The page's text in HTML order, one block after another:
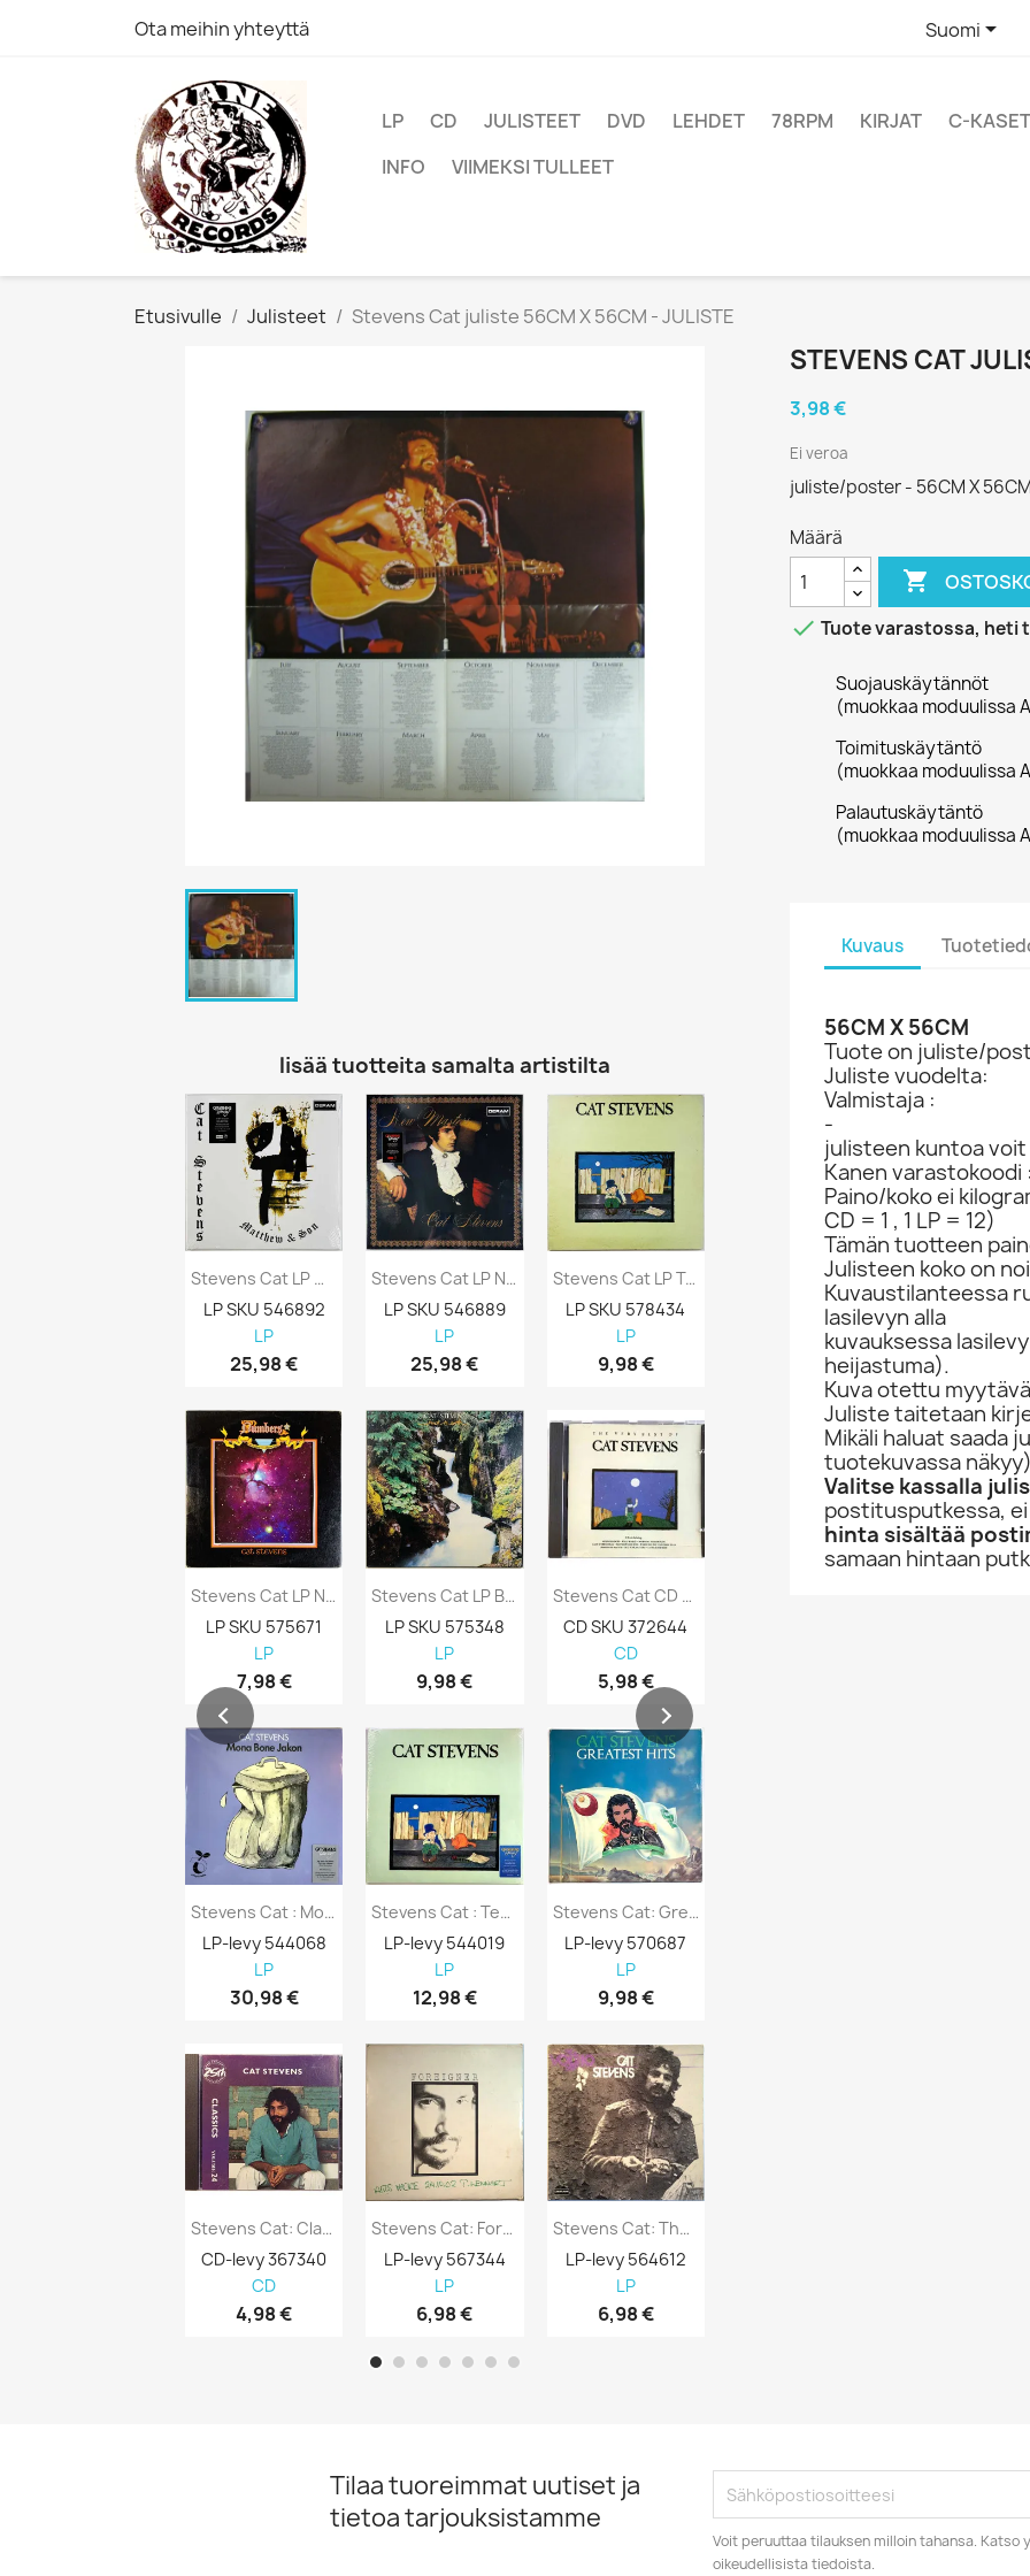
Ota meihin yhteyttä Suomi
LP CD JULISTEET DVD LEHDET 78RPM KIRJAT C-
INFO
VIIMEKSI TULLEET
Etusivulle Julisteet Stevens Cat juliste 56CM X 56CM - JULISTE
lisää tuotteita samalta artistilta
Stevens Cat LP Matthew & Son, Cream Vinyl LP
LP SKU 546892
LP
25,98 €
Stevens Cat LP Numbers Kansi VG+ Levy EX-...
LP SKU 575671
LP
7,98 €
Stevens Cat : Mona Bone Jakon - LP
LP-levy 544068
LP
30,98 €
Stevens Cat: Classics Volume 24 Kansi EX...
CD-levy 367340
CD
4,98 €
Stevens Cat LP New Masters, Red Vinyl LP
LP SKU 546889
LP
25,98 €
Stevens Cat LP Back To Earth Kansi EX...
LP SKU 575348
LP
9,98 €
Stevens Cat : Teaser And The Firecat - LP
LP-levy 544019
LP
12,98 €
Stevens Cat: Foreigner Kansi G+ Levy VG+...
LP-levy 567344
LP
6,98 €
Stevens Cat LP Teaser And The Firecat...
LP SKU 578434
LP
9,98 €
Stevens Cat CD The Very Best Of Kansi EX...
CD SKU 372644
CD
5,98 €
Stevens Cat: Greatest Hits Kansi EX- Levy...
LP-levy 570687
LP
9,98 €
Stevens Cat: The Beginning - Vol. 10...
LP-levy 564612
LP
6,98 €
Stevens Cat LP Kansi Matthew & Son Kansi...
tyhjä LP-kansi 999229
pelkkä LP-kansi
0,98 €
CD SKU
CD
STEVENS CAT
3,98 €
Ei veroa
juliste/poster - 56CM X
Määrä

 Tuote varastossa, heti
Suojauskäytännöt
(muokkaa moduulissa
Toimituskäytäntö
(muokkaa moduulissa
Palautuskäytäntö
(muokkaa moduulissa
Kuvaus
56CM X 56CM
Tuote on juliste/
Juliste vuodelta:
Valmistaja :
-
julisteen kuntoa
Kanen varastokoodi
Paino/koko ei
CD = 1 , 1 LP = 12)
Tämän tuotteen
Julisteen koko on
Kuvaustilanteessa
lasilevyn alla
kuvauksessa
heijastuma).
Kuva otettu
Juliste taitetaan
Mikäli haluat saada
tuotekuvassa näkyy)
Valitse kassalla
postitusputkessa,
hinta sisältää
samaan hintaan
Tilaa tuoreimmat uutiset ja
tietoa tarjouksistamme
Voit peruuttaa tilauksen milloin tahansa. Katso
oikeudellisista tiedoista.